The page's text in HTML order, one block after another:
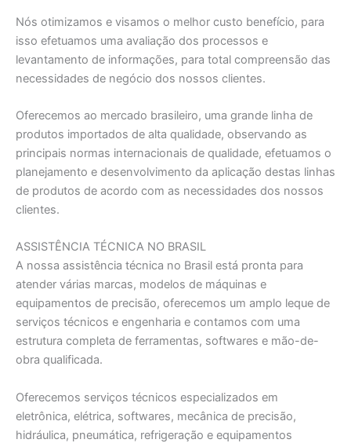
Nós otimizamos e visamos o melhor custo benefício, para
isso efetuamos uma avaliação dos processos e
levantamento de informações, para total compreensão das
necessidades de negócio dos nossos clientes.
Oferecemos ao mercado brasileiro, uma grande linha de
produtos importados de alta qualidade, observando as
principais normas internacionais de qualidade, efetuamos o
planejamento e desenvolvimento da aplicação destas linhas
de produtos de acordo com as necessidades dos nossos
clientes.
ASSISTÊNCIA TÉCNICA NO BRASIL
A nossa assistência técnica no Brasil está pronta para
atender várias marcas, modelos de máquinas e
equipamentos de precisão, oferecemos um amplo leque de
serviços técnicos e engenharia e contamos com uma
estrutura completa de ferramentas, softwares e mão-de-
obra qualificada.
Oferecemos serviços técnicos especializados em
eletrônica, elétrica, softwares, mecânica de precisão,
hidráulica, pneumática, refrigeração e equipamentos